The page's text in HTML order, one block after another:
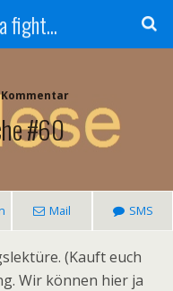
fight...
Kommentar
#60
Mail SMS
(Kauft euch
Wir können hier ja